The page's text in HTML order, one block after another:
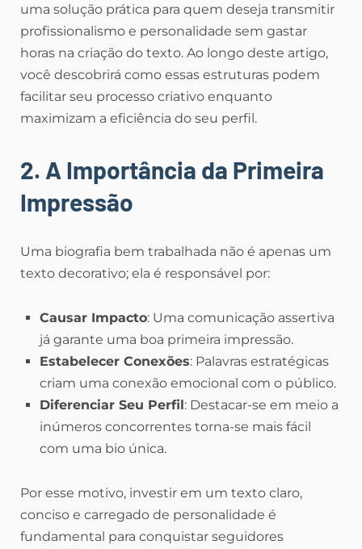
uma solução prática para quem deseja transmitir
profissionalismo e personalidade sem gastar
horas na criação do texto. Ao longo deste artigo,
você descobrirá como essas estruturas podem
facilitar seu processo criativo enquanto
maximizam a eficiência do seu perfil.
2. A Importância da Primeira
Impressão
Uma biografia bem trabalhada não é apenas um
texto decorativo; ela é responsável por:
Causar Impacto: Uma comunicação assertiva
já garante uma boa primeira impressão.
Estabelecer Conexões: Palavras estratégicas
criam uma conexão emocional com o público.
Diferenciar Seu Perfil: Destacar-se em meio a
inúmeros concorrentes torna-se mais fácil
com uma bio única.
Por esse motivo, investir em um texto claro,
conciso e carregado de personalidade é
fundamental para conquistar seguidores